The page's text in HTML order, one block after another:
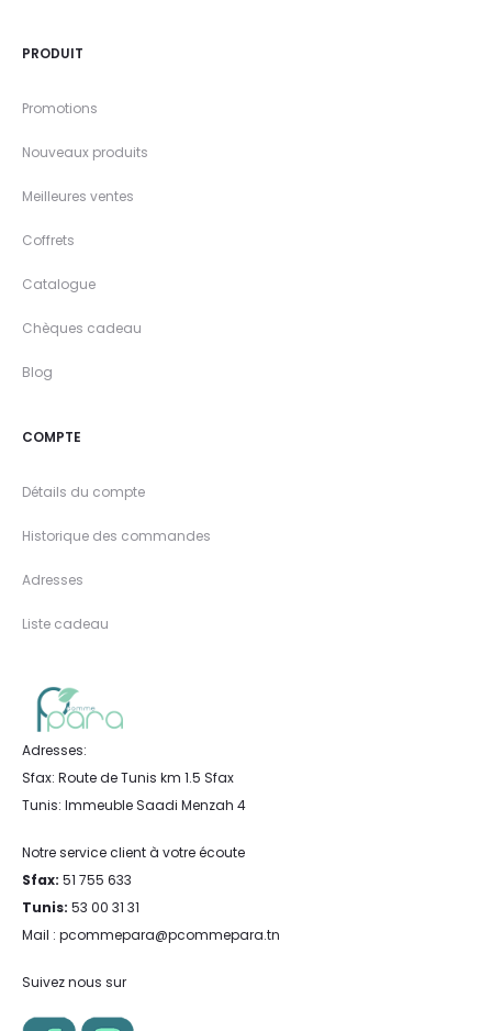
PRODUIT
Promotions
Nouveaux produits
Meilleures ventes
Coffrets
Catalogue
Chèques cadeau
Blog
COMPTE
Détails du compte
Historique des commandes
Adresses
Liste cadeau
Adresses:
Sfax: Route de Tunis km 1.5 Sfax
Tunis: Immeuble Saadi Menzah 4
Notre service client à votre écoute
Sfax: 51 755 633
Tunis: 53 00 31 31
Mail : pcommepara@pcommepara.tn
Suivez nous sur